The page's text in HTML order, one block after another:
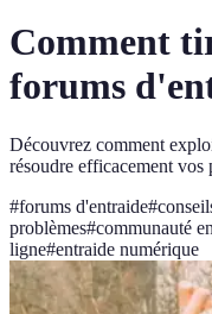
Comment
forums
Découvrez comment
résoudre efficacement vos
#forums d'entraide#
problèmes#communauté
ligne#entraide numérique